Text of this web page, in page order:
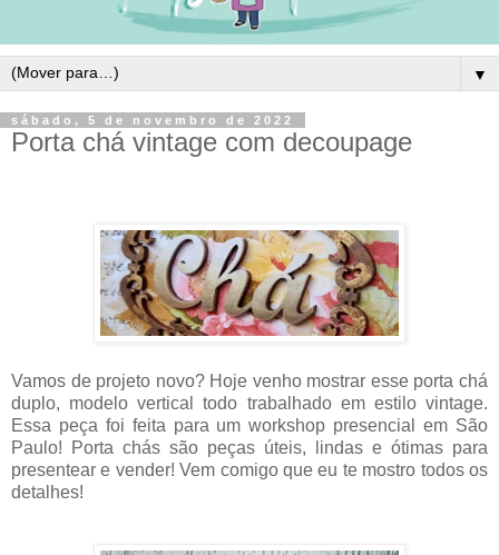
▼
sábado, 5 de novembro de 2022
Porta chá vintage com decoupage
Vamos de projeto novo? Hoje venho mostrar esse porta chá
duplo, modelo vertical todo trabalhado em estilo vintage.
Essa peça foi feita para um workshop presencial em São
Paulo! Porta chás são peças úteis, lindas e ótimas para
presentear e vender! Vem comigo que eu te mostro todos os
detalhes!